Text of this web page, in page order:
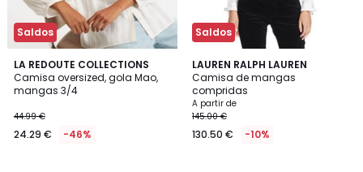
Saldos
LA REDOUTE COLLECTIONS
Camisa oversized, gola Mao,
mangas 3/4
44.99 €
24.29 € -46%
4,2
/ 5
Saldos
LAUREN RALPH LAUREN
Camisa de mangas
compridas
A partir de
145.00 €
130.50 € -10%
4,3
/ 5
2
Cores